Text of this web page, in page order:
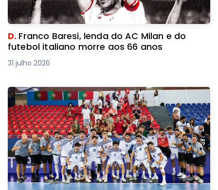
D. Franco Baresi, lenda do AC Milan e do
futebol italiano morre aos 66 anos
31 julho 2026